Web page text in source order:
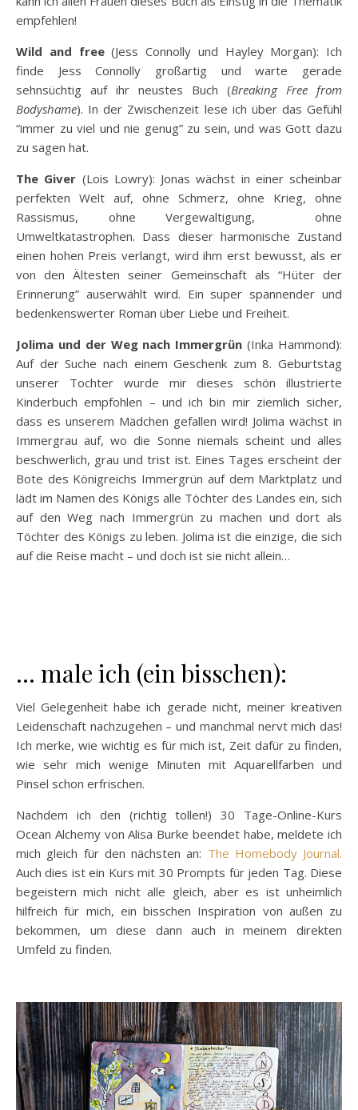
empfehlen!
Wild and free(Jess Connolly und Hayley Morgan): Ich
finde Jess Connolly großartig und warte gerade
sehnsüchtig auf ihr neustes Buch (Breaking Free from
Bodyshame). In der Zwischenzeit lese ich über das Gefühl
“immer zu viel und nie genug” zu sein, und was Gott dazu
zu sagen hat.
The Giver (Lois Lowry): Jonas wächst in einer scheinbar
perfekten Welt auf, ohne Schmerz, ohne Krieg, ohne
Rassismus, ohne Vergewaltigung, ohne
Umweltkatastrophen. Dass dieser harmonische Zustand
einen hohen Preis verlangt, wird ihm erst bewusst, als er
von den Ältesten seiner Gemeinschaft als “Hüter der
Erinnerung” auserwählt wird. Ein super spannender und
bedenkenswerter Roman über Liebe und Freiheit.
Jolima und der Weg nach Immergrün (Inka Hammond):
Auf der Suche nach einem Geschenk zum 8. Geburtstag
unserer Tochter wurde mir dieses schön illustrierte
Kinderbuch empfohlen – und ich bin mir ziemlich sicher,
dass es unserem Mädchen gefallen wird! Jolima wächst in
Immergrau auf, wo die Sonne niemals scheint und alles
beschwerlich, grau und trist ist. Eines Tages erscheint der
Bote des Königreichs Immergrün auf dem Marktplatz und
lädt im Namen des Königs alle Töchter des Landes ein, sich
auf den Weg nach Immergrün zu machen und dort als
Töchter des Königs zu leben. Jolima ist die einzige, die sich
auf die Reise macht – und doch ist sie nicht allein…
… male ich (ein bisschen):
Viel Gelegenheit habe ich gerade nicht, meiner kreativen
Leidenschaft nachzugehen – und manchmal nervt mich das!
Ich merke, wie wichtig es für mich ist, Zeit dafür zu finden,
wie sehr mich wenige Minuten mit Aquarellfarben und
Pinsel schon erfrischen.
Nachdem ich den (richtig tollen!) 30 Tage-Online-Kurs
Ocean Alchemy von Alisa Burke beendet habe, meldete ich
mich gleich für den nächsten an: The Homebody Journal.
Auch dies ist ein Kurs mit 30 Prompts für jeden Tag. Diese
begeistern mich nicht alle gleich, aber es ist unheimlich
hilfreich für mich, ein bisschen Inspiration von außen zu
bekommen, um diese dann auch in meinem direkten
Umfeld zu finden.